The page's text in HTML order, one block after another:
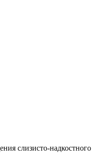
слизисто-надкостного